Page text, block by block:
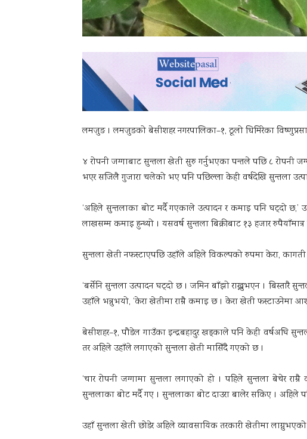
लमजुङ । लमजुङको बेसीशहर नगरपालिका–१, ठूलो धिमिरेका
४ रोपनी जग्गाबाट सुन्तला खेती सुरु गर्नुभएका पन्तले पछि ८ रोपनी
भएर सजिलै गुजारा चलेको भए पनि पछिल्ला केही वर्षदेखि सुन्तला
‘अहिले सुन्तलाका बोट मर्दै गएकाले उत्पादन र कमाइ पनि घट्दो छ,’
लाखसम्म कमाइ हुन्थ्यो । यसवर्ष सुन्तला बिक्रीबाट १३ हजार
सुन्तला खेती नफस्टाएपछि उहाँले अहिले विकल्पको रुपमा केरा,
‘बर्सेनि सुन्तला उत्पादन घट्दो छ । जमिन बाँझो राख्नुभएन । बिस्तारै
उहाँले भन्नुभयो, ‘केरा खेतीमा राम्रै कमाइ छ । केरा खेती फस्टाउनेमा
बेसीशहर–१, पौडेल गाउँका इन्द्रबहादुर खड्काले पनि केही वर्षअघि
तर अहिले उहाँले लगाएको सुन्तला खेती मासिँदै गएको छ ।
‘चार रोपनी जग्गामा सुन्तला लगाएको हो । पहिले सुन्तला बेचेर राम्रै
सुन्तलाका बोट मर्दै गए । सुन्तलाका बोट दाउरा बालेर सकिए । अहिले
उहाँ सुन्तला खेती छोडेर अहिले व्यावसायिक तरकारी खेतीमा